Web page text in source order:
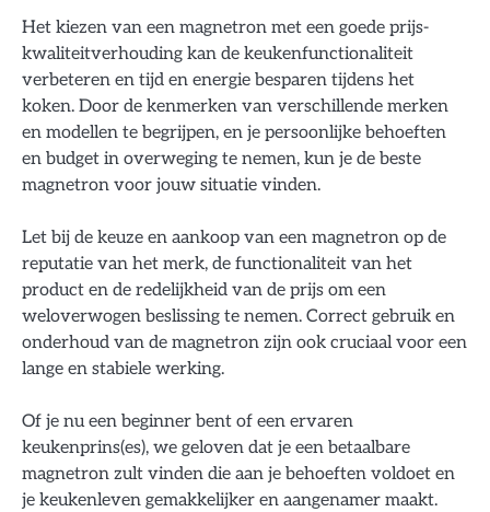
Het kiezen van een magnetron met een goede prijs-
kwaliteitverhouding kan de keukenfunctionaliteit
verbeteren en tijd en energie besparen tijdens het
koken. Door de kenmerken van verschillende merken
en modellen te begrijpen, en je persoonlijke behoeften
en budget in overweging te nemen, kun je de beste
magnetron voor jouw situatie vinden.
Let bij de keuze en aankoop van een magnetron op de
reputatie van het merk, de functionaliteit van het
product en de redelijkheid van de prijs om een
weloverwogen beslissing te nemen. Correct gebruik en
onderhoud van de magnetron zijn ook cruciaal voor een
lange en stabiele werking.
Of je nu een beginner bent of een ervaren
keukenprins(es), we geloven dat je een betaalbare
magnetron zult vinden die aan je behoeften voldoet en
je keukenleven gemakkelijker en aangenamer maakt.